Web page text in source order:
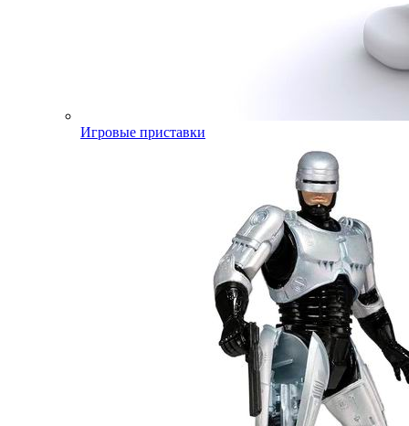
Игровые приставки